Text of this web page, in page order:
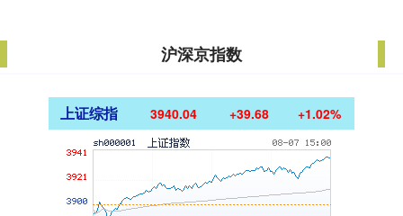
沪深京指数
上证综指 3940.04 +39.68 +1.02%